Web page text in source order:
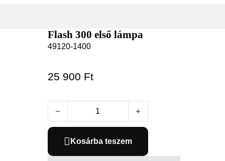
Flash 300 első lámpa
49120-1400
25 900 Ft
Kosárba teszem